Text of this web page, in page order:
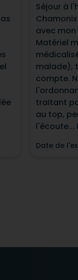
Séjour à
avec
Matériel
malade),
compte.
traitant
au top,
l'écoute...
Date de